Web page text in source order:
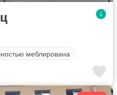
меблирована